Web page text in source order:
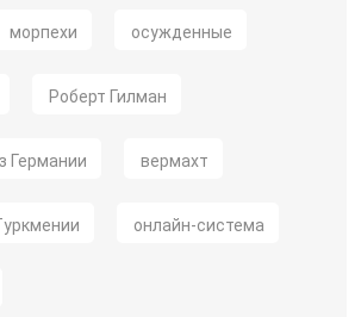
морпехи осужденные
Роберт Гилман
Германии вермахт
онлайн-система